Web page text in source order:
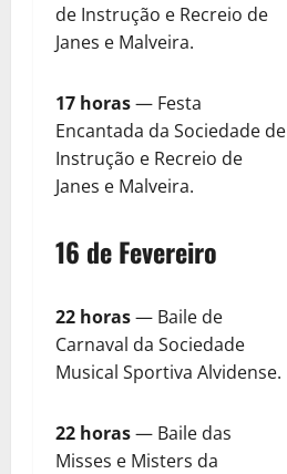
de Instrução e Recreio de
Janes e Malveira.
17 horas— Festa
Encantada da Sociedade de
Instrução e Recreio de
Janes e Malveira.
16 de Fevereiro
22 horas— Baile de
Carnaval da Sociedade
Musical Sportiva Alvidense.
22 horas— Baile das
Misses e Misters da